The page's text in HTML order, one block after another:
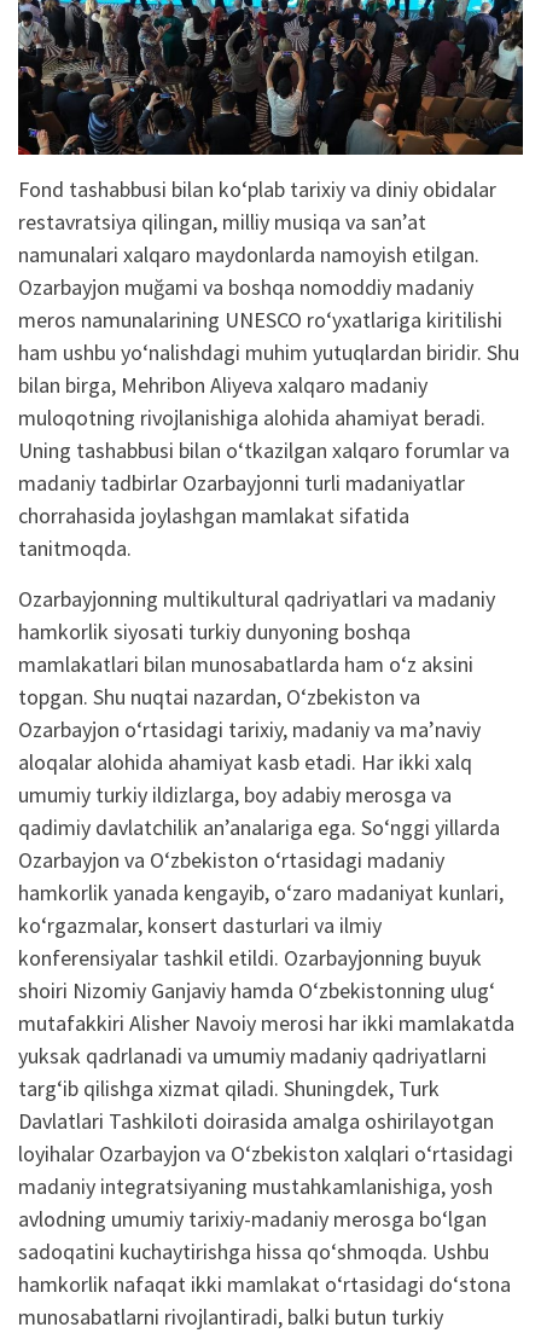
Fond tashabbusi bilan ko‘plab tarixiy va diniy obidalar
restavratsiya qilingan, milliy musiqa va san’at
namunalari xalqaro maydonlarda namoyish etilgan.
Ozarbayjon muğami va boshqa nomoddiy madaniy
meros namunalarining UNESCO ro‘yxatlariga kiritilishi
ham ushbu yo‘nalishdagi muhim yutuqlardan biridir. Shu
bilan birga, Mehribon Aliyeva xalqaro madaniy
muloqotning rivojlanishiga alohida ahamiyat beradi.
Uning tashabbusi bilan o‘tkazilgan xalqaro forumlar va
madaniy tadbirlar Ozarbayjonni turli madaniyatlar
chorrahasida joylashgan mamlakat sifatida
tanitmoqda.
Ozarbayjonning multikultural qadriyatlari va madaniy
hamkorlik siyosati turkiy dunyoning boshqa
mamlakatlari bilan munosabatlarda ham o‘z aksini
topgan. Shu nuqtai nazardan, O‘zbekiston va
Ozarbayjon o‘rtasidagi tarixiy, madaniy va ma’naviy
aloqalar alohida ahamiyat kasb etadi. Har ikki xalq
umumiy turkiy ildizlarga, boy adabiy merosga va
qadimiy davlatchilik an’analariga ega. So‘nggi yillarda
Ozarbayjon va O‘zbekiston o‘rtasidagi madaniy
hamkorlik yanada kengayib, o‘zaro madaniyat kunlari,
ko‘rgazmalar, konsert dasturlari va ilmiy
konferensiyalar tashkil etildi. Ozarbayjonning buyuk
shoiri Nizomiy Ganjaviy hamda O‘zbekistonning ulug‘
mutafakkiri Alisher Navoiy merosi har ikki mamlakatda
yuksak qadrlanadi va umumiy madaniy qadriyatlarni
targ‘ib qilishga xizmat qiladi. Shuningdek, Turk
Davlatlari Tashkiloti doirasida amalga oshirilayotgan
loyihalar Ozarbayjon va O‘zbekiston xalqlari o‘rtasidagi
madaniy integratsiyaning mustahkamlanishiga, yosh
avlodning umumiy tarixiy-madaniy merosga bo‘lgan
sadoqatini kuchaytirishga hissa qo‘shmoqda. Ushbu
hamkorlik nafaqat ikki mamlakat o‘rtasidagi do‘stona
munosabatlarni rivojlantiradi, balki butun turkiy